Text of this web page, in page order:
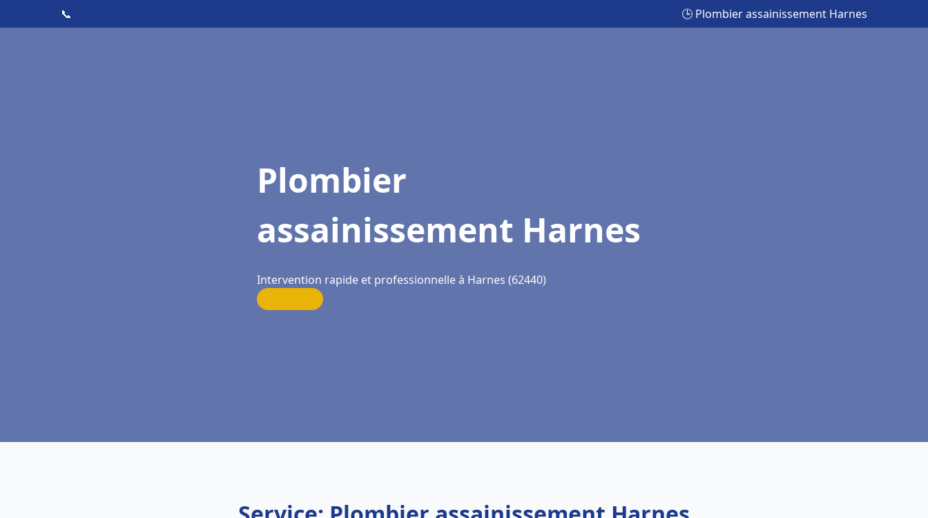
📞 🕒 Plombier assainissement Harnes
Plombier
assainissement Harnes
Intervention rapide et professionnelle à Harnes (62440)